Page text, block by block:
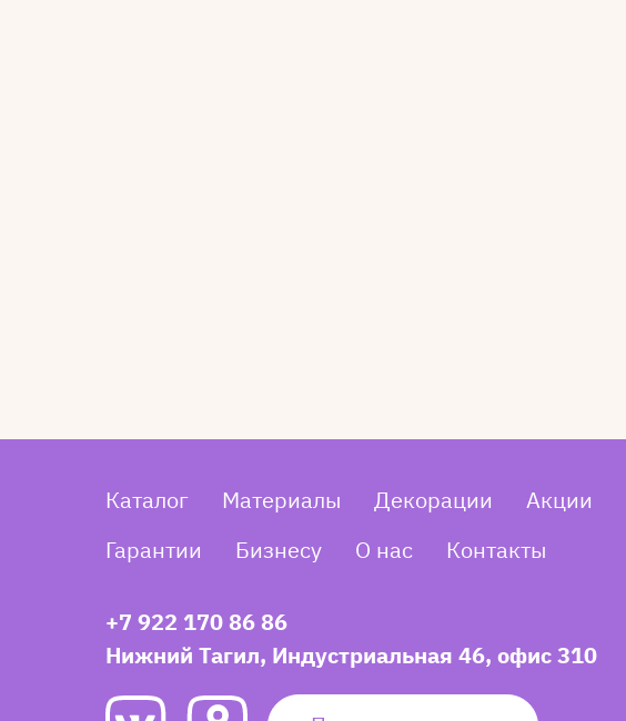
Каталог Материалы Декорации Акции
Гарантии
Бизнесу О нас Контакты
+7 922 170 86 86
Нижний Тагил, Индустриальная 46, офис 310